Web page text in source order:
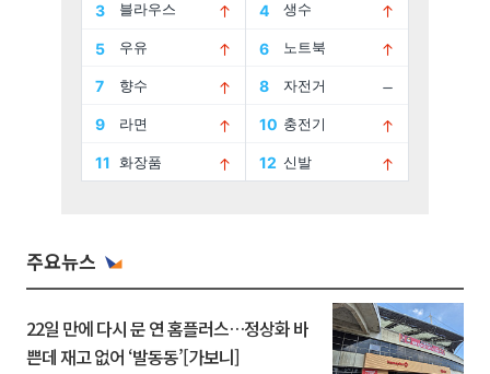
주요뉴스
22일 만에 다시 문 연 홈플러스…정상화 바
쁜데 재고 없어 ‘발동동’[가보니]